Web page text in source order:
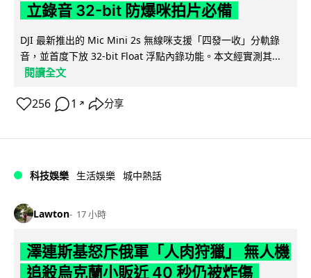
立錄音 32-bit 防爆咪拍片必備
DJI 最新推出的 Mic Mini 2s 無線咪支援「四發一收」分軌錄
音，並首度下放 32-bit Float 浮點內錄功能。本文經實測其...
閱讀全文
256 1 ↗ 分享
科技娛樂 生活娛樂 城中熱話
Lawton 17 小時
澤連斯基怒斥俄軍「人肉狩獵」 無人機
追殺烏克蘭小販近 40 秒仍被炸傷